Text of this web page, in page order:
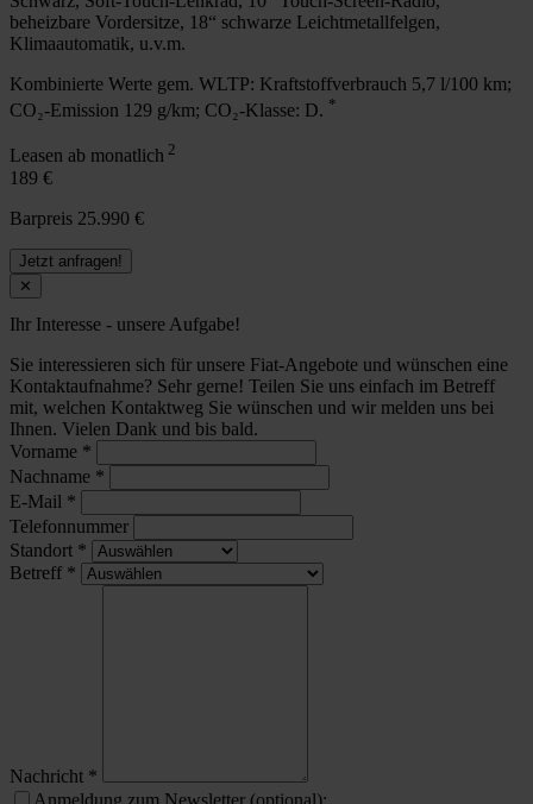
beheizbare Vordersitze, 18“ schwarze Leichtmetallfelgen,
Klimaautomatik, u.v.m.
Kombinierte Werte gem. WLTP: Kraftstoffverbrauch 5,7 l/100 km;
CO₂-Emission 129 g/km; CO₂-Klasse: D. *
Leasen ab monatlich 2
189 €
Barpreis 25.990 €
Jetzt anfragen!
✕
Ihr Interesse - unsere Aufgabe!
Sie interessieren sich für unsere Fiat-Angebote und wünschen eine
Kontaktaufnahme? Sehr gerne! Teilen Sie uns einfach im Betreff
mit, welchen Kontaktweg Sie wünschen und wir melden uns bei
Ihnen. Vielen Dank und bis bald.
Vorname *
Nachname *
E-Mail *
Telefonnummer
Standort *
Betreff *
Nachricht *
Anmeldung zum Newsletter (optional):